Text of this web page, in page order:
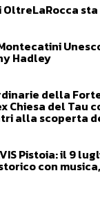
OltreLaRocca
Hadley
della
Chiesa del Tau
alla scoperta
Pistoia: il 9
con